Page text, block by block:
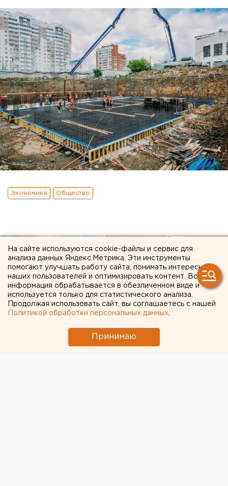
Экономика Общество
На сайте используются cookie-файлы и сервис для
анализа данных Яндекс.Метрика. Эти инструменты
помогают улучшать работу сайта, понимать интересы
наших пользователей и оптимизировать контент. Вся
информация обрабатывается в обезличенном виде и
используется только для статистического анализа.
Продолжая использовать сайт, вы соглашаетесь с нашей
Политикой обработки персональных данных
Принимаю